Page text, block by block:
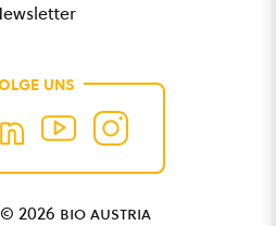
UNS
2026 bio austria